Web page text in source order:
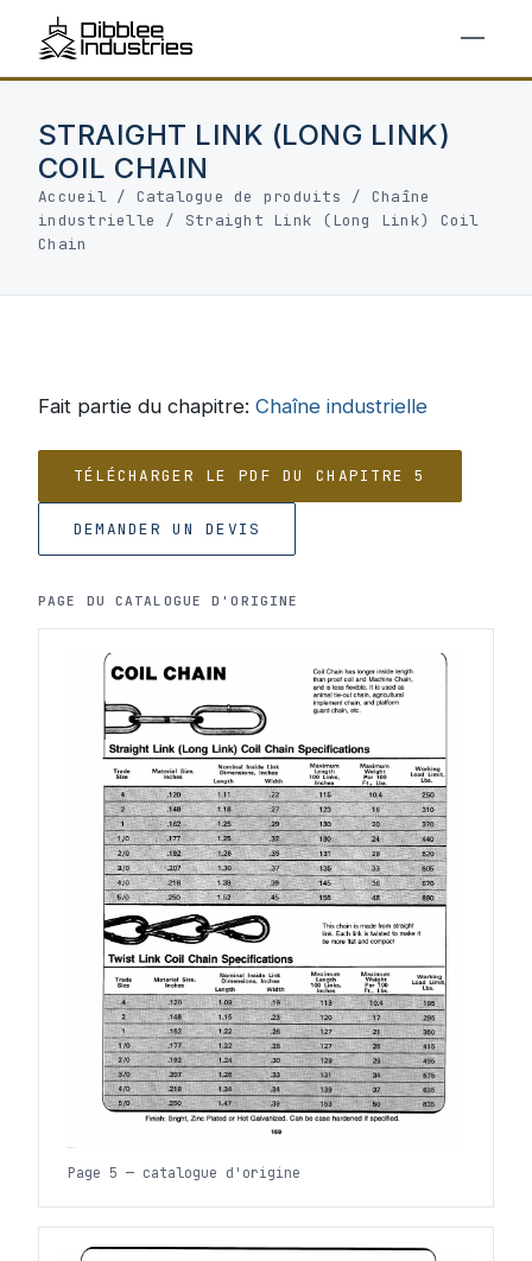
STRAIGHT LINK (LONG LINK)
COIL CHAIN
Accueil/ Catalogue de produits / Chaîne
industrielle
/ Straight Link (Long Link) Coil
Chain
Fait partie du chapitre: Chaîne industrielle
TÉLÉCHARGER LE PDF DU CHAPITRE 5
DEMANDER UN DEVIS
PAGE DU CATALOGUE D'ORIGINE
Page 5 — catalogue d'origine